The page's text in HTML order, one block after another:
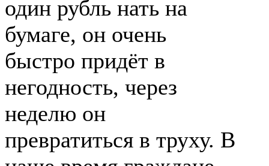
один рубль нать на
бумаге, он очень
быстро придёт в
негодность, через
неделю он
превратиться в труху. В